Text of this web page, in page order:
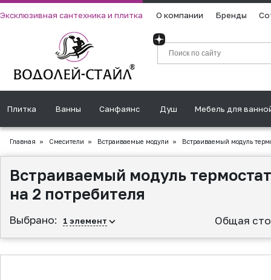
Эксклюзивная сантехника и плитка О компании Бренды
Плитка Ванны Санфаянс Душ Мебель для
Главная » Смесители » Встраиваемые модули » Встраиваемый модуль
Встраиваемый модуль
на 2 потребителя
Выбрано: 1 элемент Общая